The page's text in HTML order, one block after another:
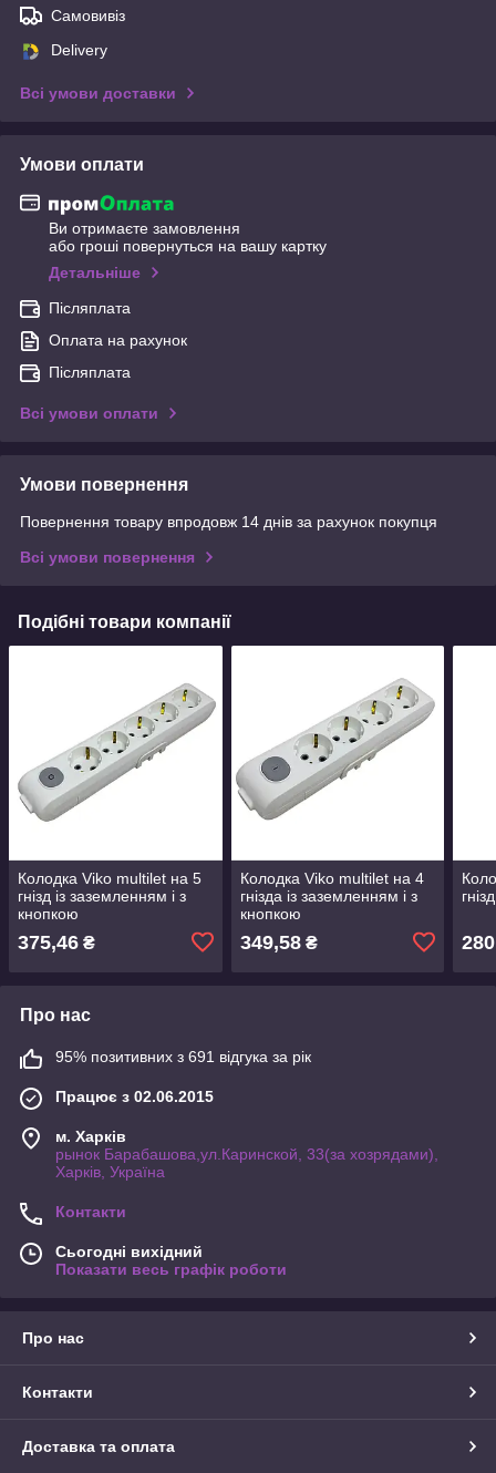
Самовивіз
Delivery
Всі умови доставки
Умови оплати
Ви отримаєте замовлення
або гроші повернуться на вашу картку
Детальніше
Післяплата
Оплата на рахунок
Післяплата
Всі умови оплати
Умови повернення
Повернення товару впродовж 14 днів за рахунок покупця
Всі умови повернення
Подібні товари компанії
Колодка Viko multilet на 5
гнізд із заземленням і з
кнопкою
375,46 ₴
Колодка Viko multilet на 4
гнізда із заземленням і з
кнопкою
349,58₴
Про нас
95% позитивних з 691 відгука за рік
Працює з 02.06.2015
м. Харків
рынок Барабашова,ул.Каринской, 33(за хозрядами),
Харків, Україна
Контакти
Сьогодні вихідний
Показати весь графік роботи
Про нас
Контакти
Доставка та оплата